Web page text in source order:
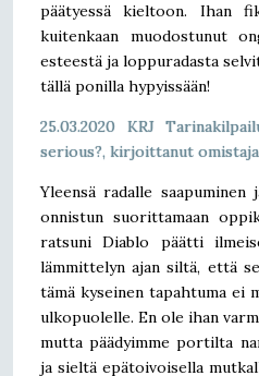
päätyessä kieltoon. Ihan
kuitenkaan muodostunut
esteestä ja loppuradasta
tällä ponilla hypyissään!
25.03.2020 KRJ
serious?, kirjoittanut omistaja
Yleensä radalle
onnistun suorittamaan
ratsuni Diablo päätti
lämmittelyn ajan siltä, että
tämä kyseinen tapahtuma ei
ulkopuolelle. En ole ihan
mutta päädyimme portilta
ja sieltä epätoivoisella